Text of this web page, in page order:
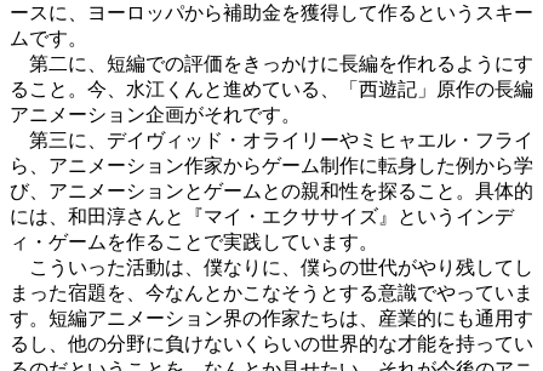
ースに、ヨーロッパから補助金を獲得して作るというスキー
ムです。
第二に、短編での評価をきっかけに長編を作れるようにす
ること。今、水江くんと進めている、「西遊記」原作の長編
アニメーション企画がそれです。
第三に、デイヴィッド・オライリーやミヒャエル・フライ
ら、アニメーション作家からゲーム制作に転身した例から学
び、アニメーションとゲームとの親和性を探ること。具体的
には、和田淳さんと『マイ・エクササイズ』というインデ
ィ・ゲームを作ることで実践しています。
こういった活動は、僕なりに、僕らの世代がやり残してし
まった宿題を、今なんとかこなそうとする意識でやっていま
す。短編アニメーション界の作家たちは、産業的にも通用す
るし、他の分野に負けないくらいの世界的な才能を持ってい